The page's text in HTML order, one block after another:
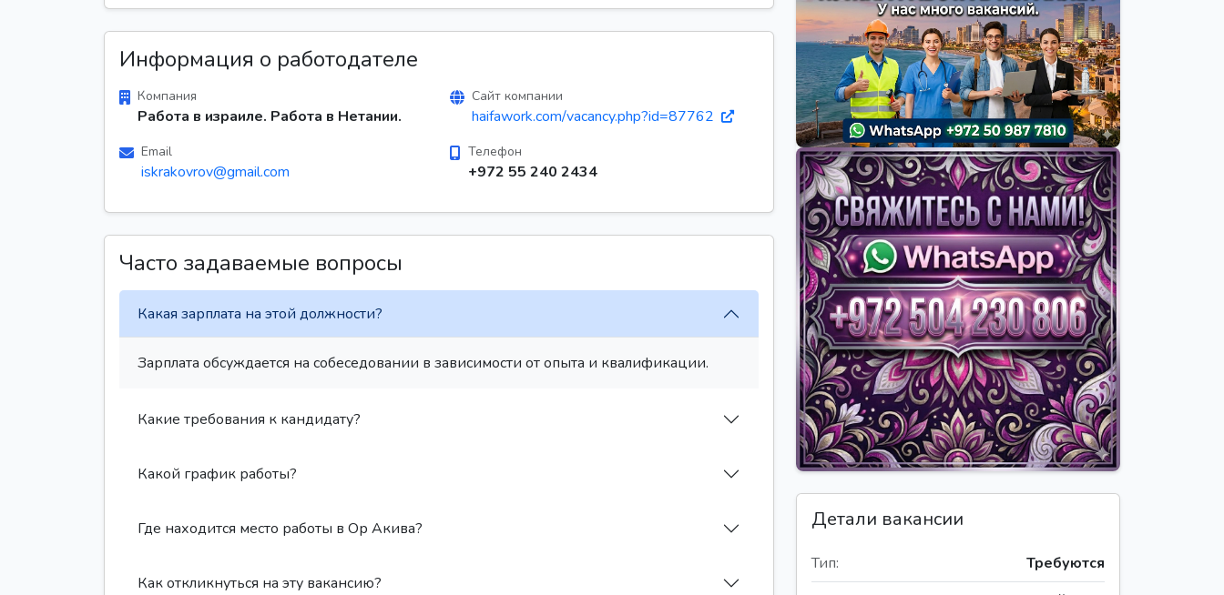
Информация о работодателе
Компания
Работа в израиле. Работа в Нетании.
Сайт компании
haifawork.com/vacancy.php?id=87762
Email
iskrakovrov@gmail.com
Телефон
+972 55 240 2434
Часто задаваемые вопросы
Какая зарплата на этой должности?
Зарплата обсуждается на собеседовании в зависимости от опыта и квалификации.
Какие требования к кандидату?
Какой график работы?
Где находится место работы в Ор Акива?
Как откликнуться на эту вакансию?
Детали вакансии
Тип:
Требуются